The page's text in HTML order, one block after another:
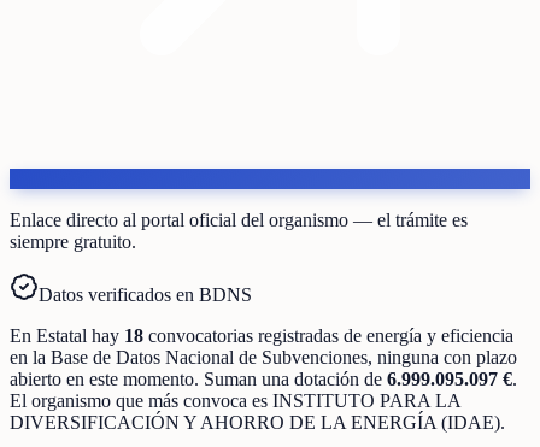
Enlace directo al portal oficial del organismo — el trámite es
siempre gratuito.
Datos verificados en BDNS
En Estatal hay 18 convocatorias registradas de energía y eficiencia
en la Base de Datos Nacional de Subvenciones, ninguna con plazo
abierto en este momento. Suman una dotación de 6.999.095.097 €.
El organismo que más convoca es INSTITUTO PARA LA
DIVERSIFICACIÓN Y AHORRO DE LA ENERGÍA (IDAE).